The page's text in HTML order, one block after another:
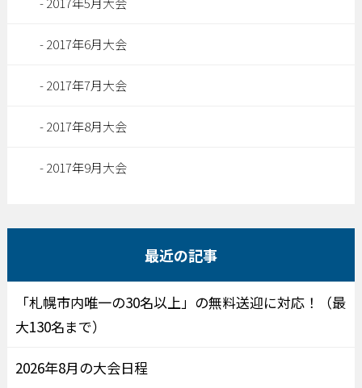
2017年6月大会
2017年7月大会
2017年8月大会
2017年9月大会
最近の記事
「札幌市内唯一の30名以上」の無料送迎に対応！（最
大130名まで）
2026年8月の大会日程